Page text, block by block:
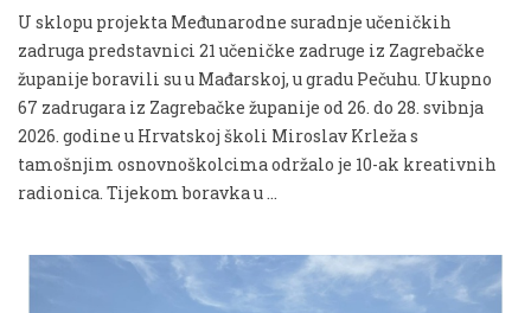
U sklopu projekta Međunarodne suradnje učeničkih
zadruga predstavnici 21 učeničke zadruge iz Zagrebačke
županije boravili su u Mađarskoj, u gradu Pečuhu. Ukupno
67 zadrugara iz Zagrebačke županije od 26. do 28. svibnja
2026. godine u Hrvatskoj školi Miroslav Krleža s
tamošnjim osnovnoškolcima održalo je 10-ak kreativnih
radionica. Tijekom boravka u …